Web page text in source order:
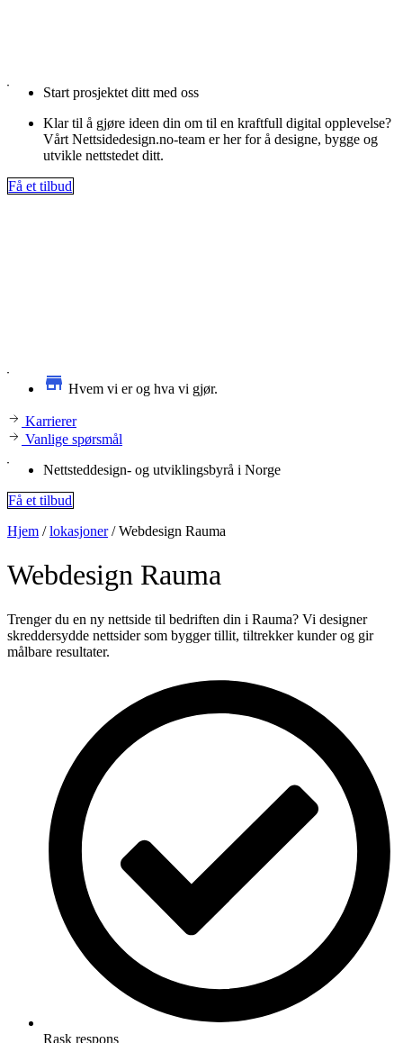
Start prosjektet ditt med oss
Klar til å gjøre ideen din om til en kraftfull digital opplevelse?
Vårt Nettsidedesign.no-team er her for å designe, bygge og
utvikle nettstedet ditt.
Få et tilbud
Hvem vi er og hva vi gjør.
Karrierer
Vanlige spørsmål
Nettsteddesign- og utviklingsbyrå i Norge
Få et tilbud
Hjem /lokasjoner/Webdesign Rauma
Webdesign Rauma
Trenger du en ny nettside til bedriften din i Rauma? Vi designer
skreddersydde nettsider som bygger tillit, tiltrekker kunder og gir
målbare resultater.
Rask respons